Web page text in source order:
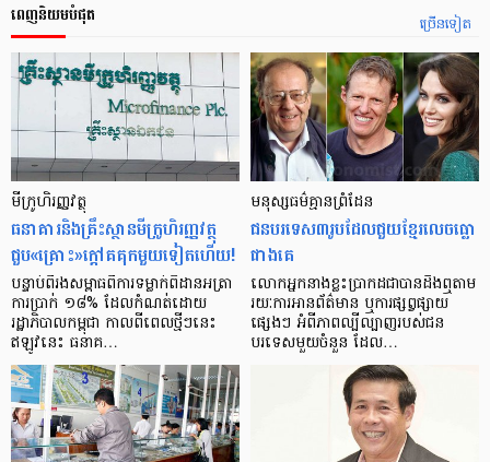
ច្រើនទៀត
ពេញនិយមបំផុត
មីក្រូ​ហិរញ្ញវត្ថុ
ធនាគារ​និង​គ្រឹះស្ថាន​មីក្រូ​ហិរញ្ញវត្ថុ​
ជួប«គ្រោះ»ក្តៅ​គគុក​មួយ​ទៀត​ហើយ!
បន្ទាប់​ពី​រង​សម្ពាធ​​ពី​ការ​ទម្លាក់​ពិដាន​អត្រា​
ការ​ប្រាក់ ១៨​% ដែល​កំណត់​ដោយ​
រដ្ឋាភិបាល​កម្ពុជា កាល​ពី​ពេល​ថ្មីៗ​នេះ
ឥឡូវ​នេះ ធនាគ…
មនុស្ស​ធម៌​គ្មាន​ព្រំដែន
ជន​បរទេស​៣​រូប​ដែល​ជួយ​ខ្មែរ​លេច​ធ្លោ​
ជាង​គេ
លោកអ្នក​នាង​ខ្លះ​ប្រាកដ​ជា​បាន​​ដឹង​ឮ​តាម​
រយៈ​ការ​អាន​ព័ត៌មាន ឬ​ការ​ផ្សព្វផ្សាយ​
ផ្សេងៗ អំពី​ភាព​ល្បីល្បាញ​របស់​ជន​
បរទេស​មួយ​ចំនួន ដែល…